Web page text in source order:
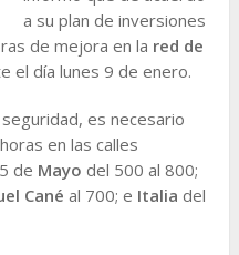
a su plan de inversiones
de mejora en la red de
el día lunes 9 de enero.
es necesario
en las calles
de Mayo del 500 al 800;
Cané al 700; e Italia del